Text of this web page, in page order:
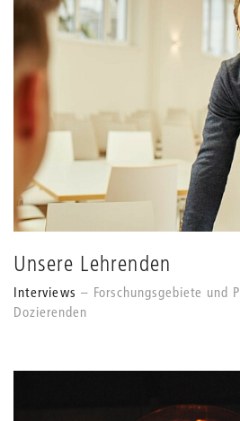
Unsere Lehrenden
Interviews
Forschungsgebiete und
Dozierenden